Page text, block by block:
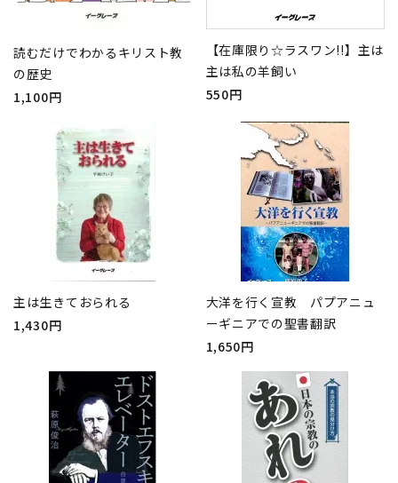
読むだけでわかるキリスト教
の歴史
1,100円
【在庫限り☆ラスワン!!】主は
主は私の羊飼い
550円
主は生きておられる
1,430円
大洋を行く宣教 パプアニュ
ーギニアでの聖書翻訳
1,650円